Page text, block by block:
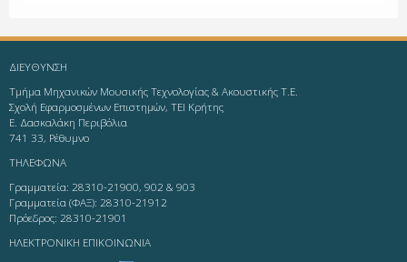
ΔΙΕΥΘΥΝΣΗ
Τμήμα Μηχανικών Μουσικής Τεχνολογίας & Ακουστικής Τ.Ε.
Σχολή Εφαρμοσμένων Επιστημών, ΤΕΙ Κρήτης
Ε. Δασκαλάκη Περιβόλια
741 33, Ρέθυμνο
ΤΗΛΕΦΩΝΑ
Γραμματεία: 28310-21900, 902 & 903
Γραμματεία (ΦΑΞ): 28310-21912
Πρόεδρος: 28310-21901
ΗΛΕΚΤΡΟΝΙΚΗ ΕΠΙΚΟΙΝΩΝΙΑ